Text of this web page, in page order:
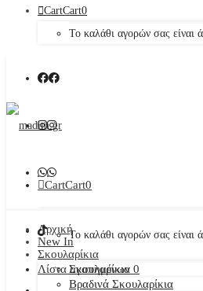
CartCart0
Το καλάθι αγορών σας είναι
CartCart0
Το καλάθι αγορών σας είναι
Λίστα αγαπημένων 0
Αρχική
New In
Σκουλαρίκια
Σκουλαρίκια
Βραδινά Σκουλαρίκια